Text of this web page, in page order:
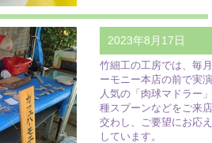
2023年8月17日
竹細工の工房では、毎
ーモニー本店の前で実
人気の「肉球マドラー
種スプーンなどをご来
交わし、ご要望にお応
しています。